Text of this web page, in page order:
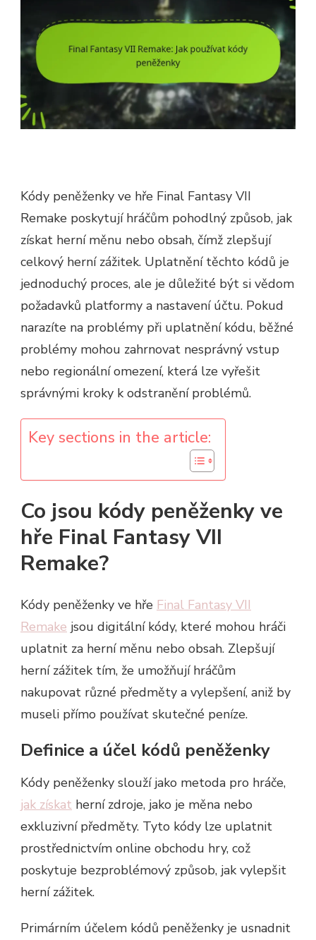
KÓDY
Kódy peněženky ve hře Final Fantasy VII
Remake poskytují hráčům pohodlný způsob, jak
získat herní měnu nebo obsah, čímž zlepšují
celkový herní zážitek. Uplatnění těchto kódů je
jednoduchý proces, ale je důležité být si vědom
požadavků platformy a nastavení účtu. Pokud
narazíte na problémy při uplatnění kódu, běžné
problémy mohou zahrnovat nesprávný vstup
nebo regionální omezení, která lze vyřešit
správnými kroky k odstranění problémů.
Key sections in the article:
Co jsou kódy peněženky ve
hře Final Fantasy VII
Remake?
Kódy peněženky ve hře Final Fantasy VII
Remake jsou digitální kódy, které mohou hráči
uplatnit za herní měnu nebo obsah. Zlepšují
herní zážitek tím, že umožňují hráčům
nakupovat různé předměty a vylepšení, aniž by
museli přímo používat skutečné peníze.
Definice a účel kódů peněženky
Kódy peněženky slouží jako metoda pro hráče,
jak získat herní zdroje, jako je měna nebo
exkluzivní předměty. Tyto kódy lze uplatnit
prostřednictvím online obchodu hry, což
poskytuje bezproblémový způsob, jak vylepšit
herní zážitek.
Primárním účelem kódů peněženky je usnadnit